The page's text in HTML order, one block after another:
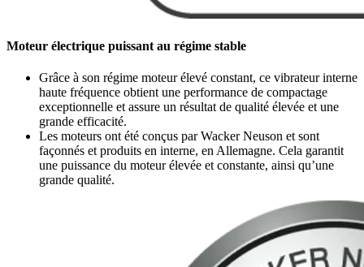
Moteur électrique puissant au régime stable
Grâce à son régime moteur élevé constant, ce vibrateur interne
haute fréquence obtient une performance de compactage
exceptionnelle et assure un résultat de qualité élevée et une
grande efficacité.
Les moteurs ont été conçus par Wacker Neuson et sont
façonnés et produits en interne, en Allemagne. Cela garantit
une puissance du moteur élevée et constante, ainsi qu’une
grande qualité.